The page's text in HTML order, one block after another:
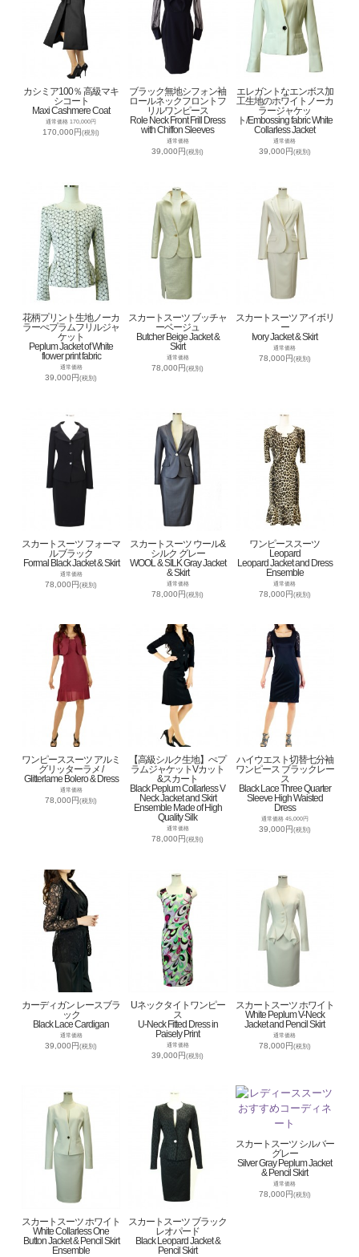
カシミア100％ 高級マキ
シコート
Maxi Cashmere Coat
通常価格 170,000円
170,000円(税別)
ブラック無地シフォン袖
ロールネックフロントフ
リルワンピース
Role Neck Front Frill Dress
with Chiffon Sleeves
通常価格
39,000円(税別)
エレガントなエンボス加
工生地のホワイトノーカ
ラージャケッ
ト/Embossing fabric White
Collarless Jacket
通常価格
39,000円(税別)
花柄プリント生地ノーカ
ラーぺプラムフリルジャ
ケット
Peplum Jacket of White
flower print fabric
通常価格
39,000円(税別)
スカートスーツ ブッチャ
ーベージュ
Butcher Beige Jacket &
Skirt
通常価格
78,000円(税別)
スカートスーツ アイボリ
ー
Ivory Jacket & Skirt
通常価格
78,000円(税別)
スカートスーツ フォーマ
ルブラック
Formal Black Jacket & Skirt
通常価格
78,000円(税別)
スカートスーツ ウール&
シルク グレー
WOOL & SILK Gray Jacket
& Skirt
通常価格
78,000円(税別)
ワンピーススーツ
Leopard
Leopard Jacket and Dress
Ensemble
通常価格
78,000円(税別)
ワンピーススーツ アルミ
グリッターラメ /
Glitterlame Bolero & Dress
通常価格
78,000円(税別)
【高級シルク生地】ぺプ
ラムジャケットVカット
&スカート
Black Peplum Collarless V
Neck Jacket and Skirt
Ensemble Made of High
Quality Silk
通常価格
78,000円(税別)
ハイウエスト切替七分袖
ワンピース ブラックレー
ス
Black Lace Three Quarter
Sleeve High Waisted
Dress
通常価格 45,000円
39,000円(税別)
カーディガン レースブラ
ック
Black Lace Cardigan
通常価格
39,000円(税別)
Uネックタイトワンピー
ス
U-Neck Fitted Dress in
Paisely Print
通常価格
39,000円(税別)
スカートスーツ ホワイト
White Peplum V-Neck
Jacket and Pencil Skirt
通常価格
78,000円(税別)
スカートスーツ ホワイト
White Collarless One
Button Jacket & Pencil Skirt
Ensemble
スカートスーツ ブラック
レオパード
Black Leopard Jacket &
Pencil Skirt
スカートスーツ シルバー
グレー
Silver Gray Peplum Jacket
& Pencil Skirt
通常価格
78,000円(税別)